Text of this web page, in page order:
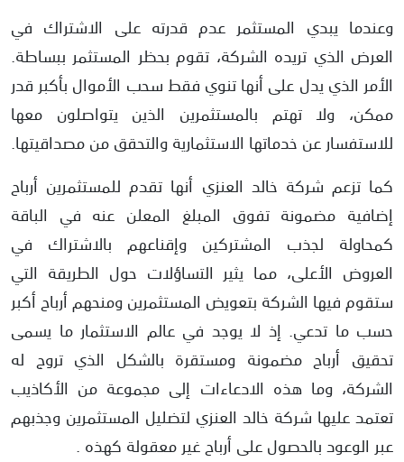
وعندما يبدي المستثمر عدم قدرته على الاشتراك في
العرض الذي تريده الشركة، تقوم بحظر المستثمر ببساطة.
الأمر الذي يدل على أنها تنوي فقط سحب الأموال بأكبر قدر
ممكن، ولا تهتم بالمستثمرين الذين يتواصلون معها
للاستفسار عن خدماتها الاستثمارية والتحقق من مصداقيتها.
كما تزعم شركة خالد العنزي أنها تقدم للمستثمرين أرباح
إضافية مضمونة تفوق المبلغ المعلن عنه في الباقة
كمحاولة لجذب المشتركين وإقناعهم بالاشتراك في
العروض الأعلى، مما يثير التساؤلات حول الطريقة التي
ستقوم فيها الشركة بتعويض المستثمرين ومنحهم أرباح أكبر
حسب ما تدعي. إذ لا يوجد في عالم الاستثمار ما يسمى
تحقيق أرباح مضمونة ومستقرة بالشكل الذي تروج له
الشركة، وما هذه الادعاءات إلى مجموعة من الأكاذيب
تعتمد عليها شركة خالد العنزي لتضليل المستثمرين وجذبهم
عبر الوعود بالحصول على أرباح غير معقولة كهذه .